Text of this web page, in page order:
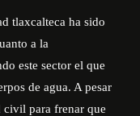
tlaxcalteca ha sido
a la
este sector el que
de agua. A pesar
civil para frenar que